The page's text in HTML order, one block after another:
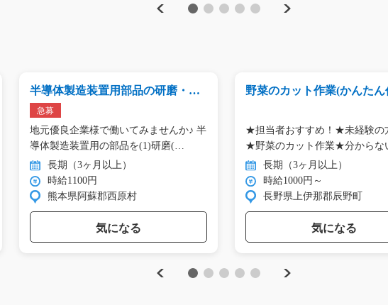
Previous Next
Previous
半導体製造装置用部品の研磨・検
品作業/t03_01135
急募
地元優良企業様で働いてみませんか♪ 半
導体製造装置用の部品を(1)研磨(…
長期（3ヶ月以上）
時給1100円
熊本県阿蘇郡西原村
気になる
野菜のカット作業(かんたん
★担当者おすすめ！★未経験の
★野菜のカット作業★分からな
は… 長期（3ヶ月以上）
時給1000円～
長野県上伊那郡辰野町
気になる
Next